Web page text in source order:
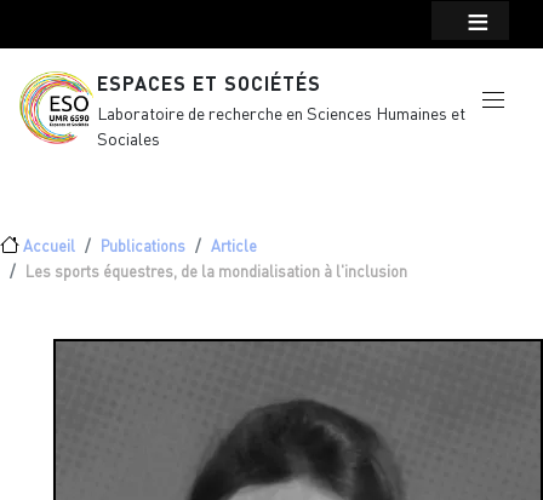
ESPACES ET SOCIÉTÉS
Laboratoire de recherche en Sciences Humaines et
Sociales
Fil d'Ariane
Accueil Publications
Article
Les sports équestres, de la mondialisation à l'inclusion